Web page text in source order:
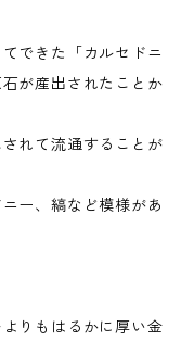
できた「カルセドニ
が産出されたことか
れて流通することが
ー、縞など模様があ
りもはるかに厚い金